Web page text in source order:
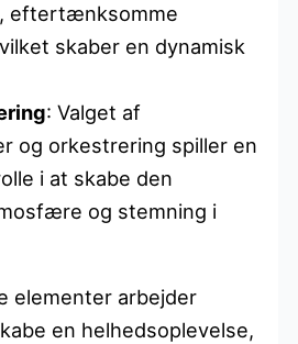
eftertænksomme
skaber en dynamisk
: Valget af
og orkestrering spiller en
i at skabe den
og stemning i
elementer arbejder
en helhedsoplevelse,